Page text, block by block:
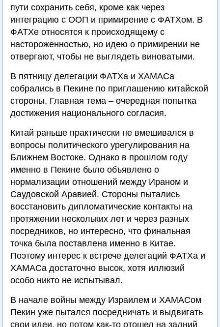
пути сохранить себя, кроме как через
интеграцию с ООП и примирение с ФАТХом. В
ФАТХе относятся к происходящему с
настороженностью, но идею о примирении не
отвергают, чтобы не выглядеть виноватыми.
В пятницу делегации ФАТХа и ХАМАСа
собрались в Пекине по приглашению китайской
стороны. Главная тема – очередная попытка
достижения национального согласия.
Китай раньше практически не вмешивался в
вопросы политического урегулирования на
Ближнем Востоке. Однако в прошлом году
именно в Пекине было объявлено о
нормализации отношений между Ираном и
Саудовской Аравией. Стороны пытались
восстановить дипломатические контакты на
протяжении нескольких лет и через разных
посредников, но интересно, что финальная
точка была поставлена именно в Китае.
Поэтому интерес к встрече делегаций ФАТХа и
ХАМАСа достаточно высок, хотя иллюзий
особо никто не испытывал.
В начале войны между Израилем и ХАМАСом
Пекин уже пытался посредничать и выдвигать
свои идеи, но потом как-то отошел на задний